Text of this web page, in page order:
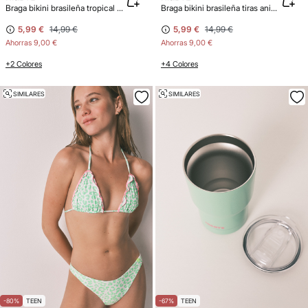
Braga bikini brasileña tropical rosa tiras
5,99 € 14,99 €
Ahorras 9,00 €
+2 Colores
Braga bikini brasileña tiras animal print verde
5,99 € 14,99 €
Ahorras 9,00 €
+4 Colores
-80% TEEN
SIMILARES
-67% TEEN
SIMILARES